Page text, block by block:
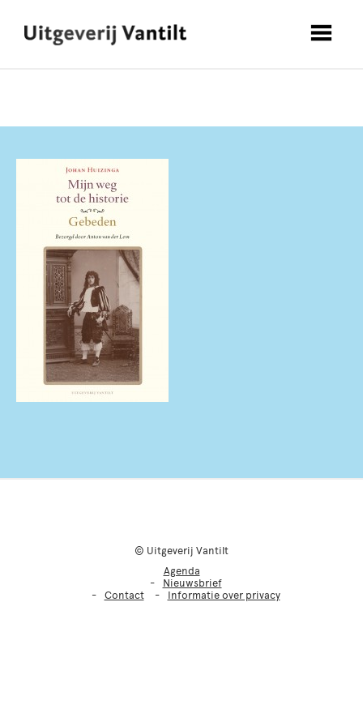
© Uitgeverij Vantilt
Agenda
Nieuwsbrief
Contact
Informatie over privacy